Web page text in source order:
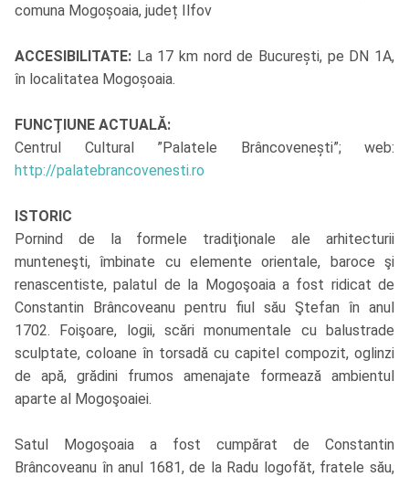
comuna Mogoșoaia, județ Ilfov
ACCESIBILITATE: La 17 km nord de București, pe DN 1A,
în localitatea Mogoșoaia.
FUNCȚIUNE ACTUALĂ:
Centrul Cultural ”Palatele Brâncovenești”; web:
http://palatebrancovenesti.ro
ISTORIC
Pornind de la formele tradiţionale ale arhitecturii
munteneşti, îmbinate cu elemente orientale, baroce şi
renascentiste, palatul de la Mogoşoaia a fost ridicat de
Constantin Brâncoveanu pentru fiul său Ştefan în anul
1702. Foişoare, logii, scări monumentale cu balustrade
sculptate, coloane în torsadă cu capitel compozit, oglinzi
de apă, grădini frumos amenajate formează ambientul
aparte al Mogoşoaiei.
Satul Mogoşoaia a fost cumpărat de Constantin
Brâncoveanu în anul 1681, de la Radu logofăt, fratele său,